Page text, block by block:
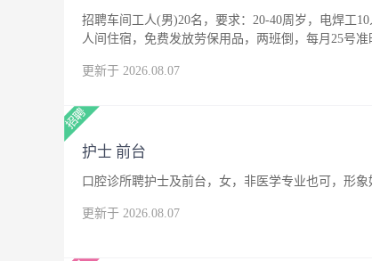
招聘车间工人(男)20名，要求：20-40周岁，电焊工
人间住宿，免费发放劳保用品，两班倒，每月25号
更新于 2026.08.07
护士 前台
口腔诊所聘护士及前台，女，非医学专业也可，形
更新于 2026.08.07